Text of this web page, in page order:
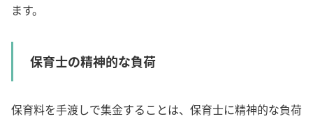
ます。
保育士の精神的な負荷
保育料を手渡しで集金することは、保育士に精神的な負荷